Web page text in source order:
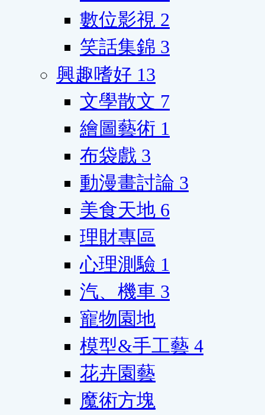
數位影視 2
笑話集錦 3
興趣嗜好 13
文學散文 7
繪圖藝術 1
布袋戲 3
動漫畫討論 3
美食天地 6
理財專區
心理測驗 1
汽、機車 3
寵物園地
模型&手工藝 4
花卉園藝
魔術方塊